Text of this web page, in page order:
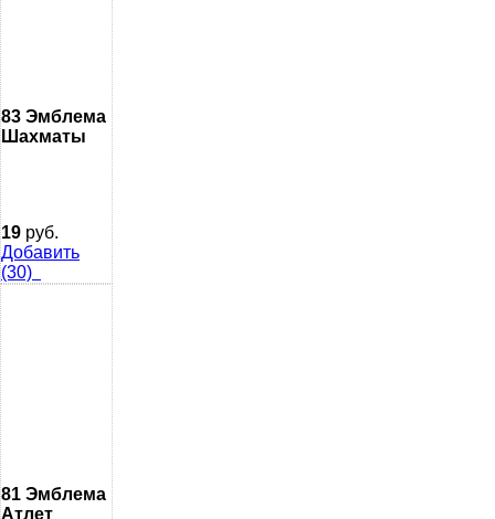
83 Эмблема
Шахматы
19 руб.
Добавить
(30)
81 Эмблема
Атлет